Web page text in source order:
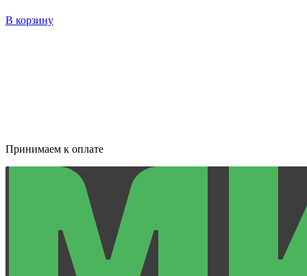
В корзину
Принимаем к оплате